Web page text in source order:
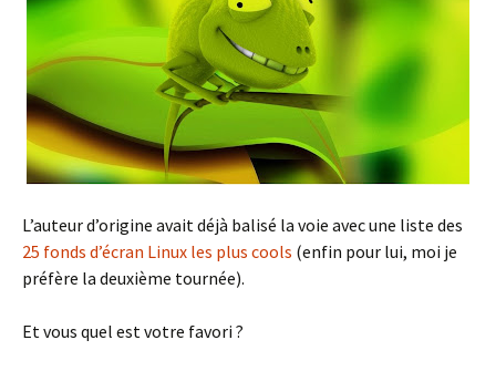
L’auteur d’origine avait déjà balisé la voie avec une liste des
25 fonds d’écran Linux les plus cools (enfin pour lui, moi je
préfère la deuxième tournée).
Et vous quel est votre favori ?